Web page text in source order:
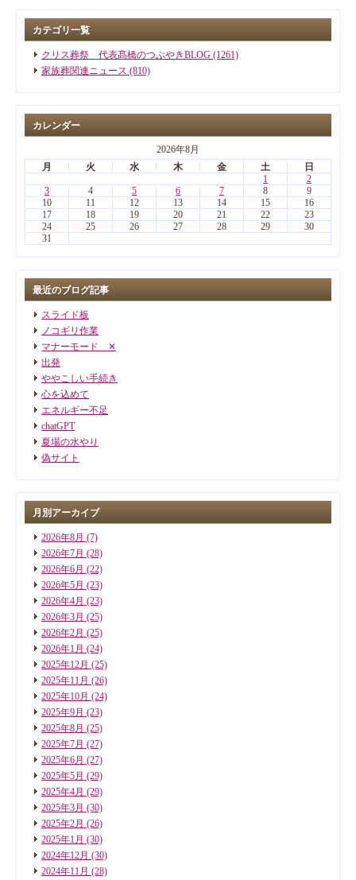
カテゴリ一覧
クリス葬祭 代表髙橋のつぶやきBLOG (1261)
家族葬関連ニュース (810)
カレンダー
2026年8月
月
火 水 木 金 土
日
1
2
3
4 5 6 7 8
9
10
11 12 13 14 15
16
17
18 19 20 21 22
23
24
25 26 27 28 29
30
31
最近のブログ記事
スライド板
ノコギリ作業
マナーモード ✕
出発
ややこしい手続き
心を込めて
エネルギー不足
chatGPT
夏場の水やり
偽サイト
月別アーカイブ
2026年8月 (7)
2026年7月 (28)
2026年6月 (22)
2026年5月 (23)
2026年4月 (23)
2026年3月 (25)
2026年2月 (25)
2026年1月 (24)
2025年12月 (25)
2025年11月 (26)
2025年10月 (24)
2025年9月 (23)
2025年8月 (25)
2025年7月 (27)
2025年6月 (27)
2025年5月 (29)
2025年4月 (29)
2025年3月 (30)
2025年2月 (26)
2025年1月 (30)
2024年12月 (30)
2024年11月 (28)